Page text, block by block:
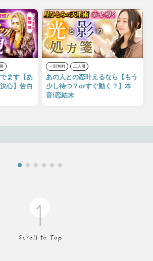
ます【あ
心】告白
一部無料 二人用
あの人との恋叶えるなら【もう
少し待つ？orすぐ動く？】本
音/恋結末